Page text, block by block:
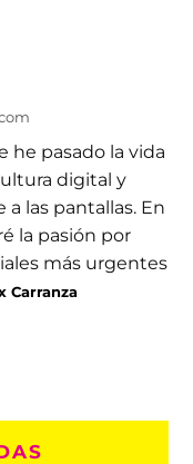
he pasado la vida
digital y
las pantallas. En
la pasión por
más urgentes
Carranza